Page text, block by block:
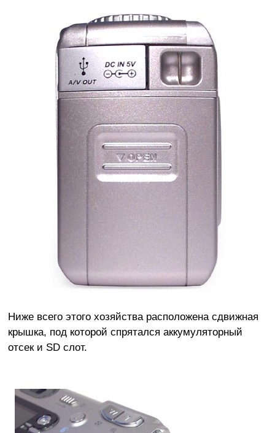
Ниже всего этого хозяйства расположена сдвижная
крышка, под которой спрятался аккумуляторный
отсек и SD слот.